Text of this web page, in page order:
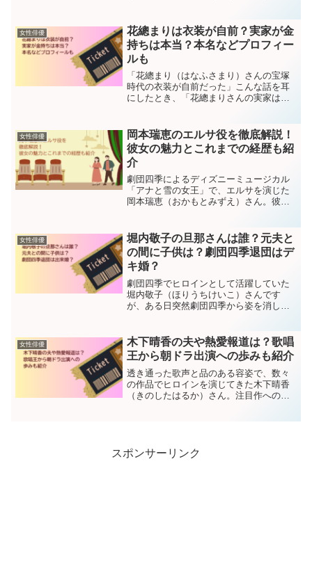
が気になっている方も多いのではないで
しょうか。そこで本記事では...
女性俳優
花總まりは衣装が自前？実家が金
持ちは本当？本名などプロフィー
ルも
「花總まり（はなふさまり）さんの宝塚
時代の衣装が自前だった」こんな話を耳
にしたとき、「花總まりさんの実家はど
まりさんの宝塚衣装が自前は本当か、花
總まりさんの実家が金持ち...
女性俳優
岡本瑞恵のエルサ役を徹底解説！
彼女の魅力とこれまでの経歴も紹
介
劇団四季によるディズニーミュージカル
「アナと雪の女王」で、エルサを演じた
岡本瑞恵（おかもとみずえ）さん。彼女
揺さぶられた方もいるでしょう。本マニ
ュアルでは、岡本瑞恵さん...
女性俳優
堀内敬子の旦那さんは誰？元夫と
の間に子供は？劇団四季退団はデ
キ婚？
劇団四季でヒロインとして活躍していた
堀内敬子（ほりうちけいこ）さんです
が、ある日突然劇団四季から姿を消しま
たものです。どうやら結婚が原因だった
とか？でもその結婚も上手く...
女性俳優
木下晴香の夫や熱愛報道は？歌唱
王から朝ドラ出演への歩みも紹介
透き通った歌声と品のある容姿で、数々
の作品でヒロインを演じてきた木下晴香
（きのしたはるか）さん。注目作への出
スポンサーリンク